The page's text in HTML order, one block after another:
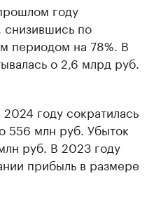
году
снизившись по
периодом на 78%. В
о 2,6 млрд руб.
году сократилась
556 млн руб. Убыток
руб. В 2023 году
прибыль в размере